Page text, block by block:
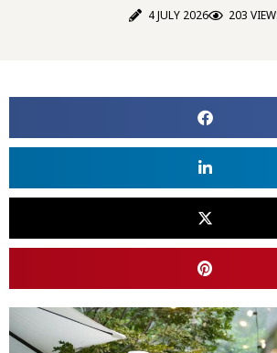
4 JULY 2026 203